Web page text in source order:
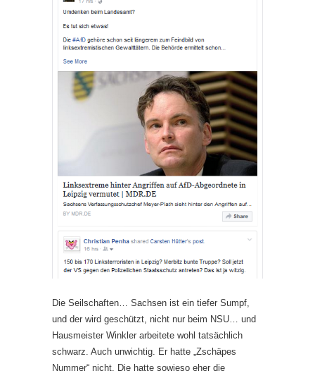
Die Seilschaften… Sachsen ist ein tiefer Sumpf,
und der wird geschützt, nicht nur beim NSU… und
Hausmeister Winkler arbeitete wohl tatsächlich
schwarz. Auch unwichtig. Er hatte „Zschäpes
Nummer“ nicht. Die hatte sowieso eher die